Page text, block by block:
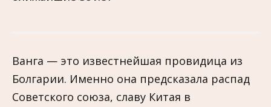
Ванга — это известнейшая провидица из
Болгарии. Именно она предсказала распад
Советского союза, славу Китая в